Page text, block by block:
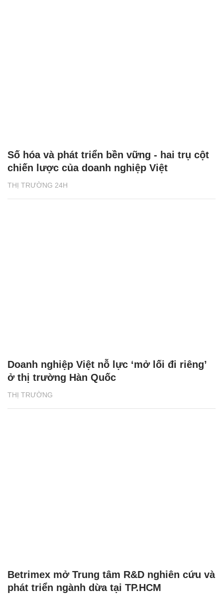
THỊ TRƯỜNG 24H
Số hóa và phát triển bền vững - hai trụ cột
chiến lược của doanh nghiệp Việt
THỊ TRƯỜNG
Doanh nghiệp Việt nỗ lực ‘mở lối đi riêng’
ở thị trường Hàn Quốc
Betrimex mở Trung tâm R&D nghiên cứu và
phát triển ngành dừa tại TP.HCM